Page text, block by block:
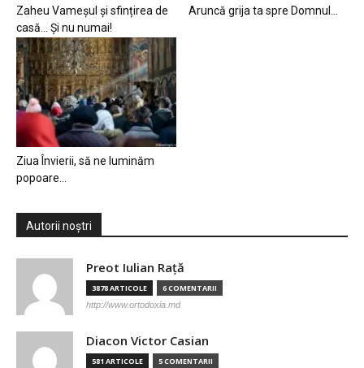
Zaheu Vameșul și sfințirea de
casă… Și nu numai!
Aruncă grija ta spre Domnul…
Ziua Învierii, să ne luminăm
popoare…
Autorii noștri
Preot Iulian Raţă
3878 ARTICOLE 6 COMENTARII
http://www.ortodoxia.md
Diacon Victor Casian
581 ARTICOLE 5 COMENTARII